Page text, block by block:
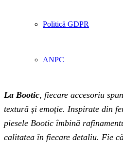
Politică GDPR
ANPC
La Bootic, fiecare accesoriu
textură și emoție. Inspirate din
piesele Bootic îmbină
calitatea în fiecare detaliu. Fie